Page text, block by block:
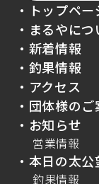
・トップペー
・まるやにつ
・新着情報
・釣果情報
・アクセス
・団体様のご
・お知らせ
営業情報
・本日の太
釣果情報